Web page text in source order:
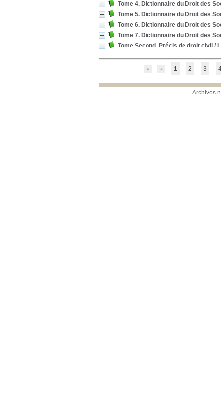
Tome 4. Dictionnaire du Droit des
Tome 5. Dictionnaire du Droit des
Tome 6. Dictionnaire du Droit des
Tome 7. Dictionnaire du Droit des
Tome Second. Précis de droit civil /
1 2 3 4
Archives